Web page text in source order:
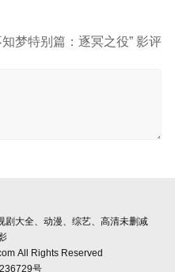
知梦特别篇：逐冥之役” 影评
剧大全、动漫、综艺、高清未删减
All Rights Reserved
号